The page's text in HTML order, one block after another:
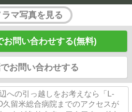
マ写真を見る
お問い合わせする(無料)
お問い合わせする
への引っ越しをお考えなら「L-
久留米総合病院までのアクセスが